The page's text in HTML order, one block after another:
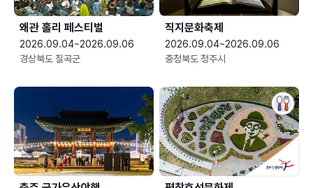
왜관 홀리 페스티벌
2026.09.04~2026.09.06
경상북도 칠곡군
직지문화축제
2026.09.04~2026.09.06
충청북도 청주시